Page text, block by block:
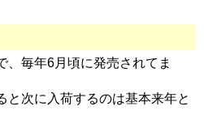
、毎年6月頃に発売されてま
と次に入荷するのは基本来年と